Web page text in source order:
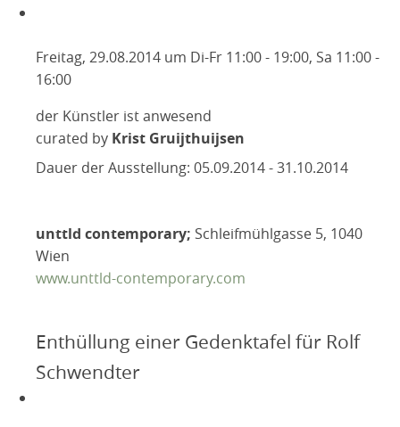
Freitag, 29.08.2014 um Di-Fr 11:00 - 19:00, Sa 11:00 -
16:00
der Künstler ist anwesend
curated by Krist Gruijthuijsen
Dauer der Ausstellung: 05.09.2014 - 31.10.2014
unttld contemporary; Schleifmühlgasse 5, 1040
Wien
www.unttld-contemporary.com
Enthüllung einer Gedenktafel für Rolf
Schwendter